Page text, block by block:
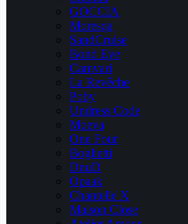
GOCCIA
Moresqa
SandCruise
Bond Eye
Camvari
La Revêche
Poby
Undress Code
Moeva
One Four
Boglietti
DnuD
Opaak
Chantelle X
Maison Close